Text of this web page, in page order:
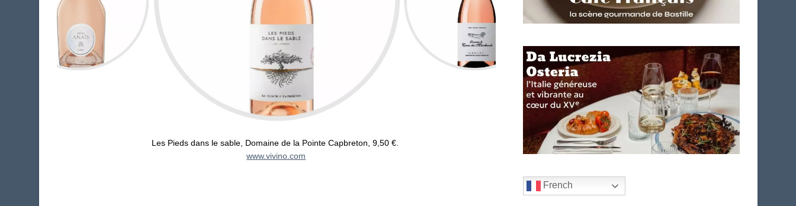
Les Pieds dans le sable, Domaine de la Pointe Capbreton, 9,50 €.
www.vivino.com
French